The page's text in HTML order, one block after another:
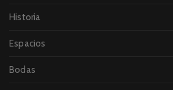
Historia
Espacios
Bodas